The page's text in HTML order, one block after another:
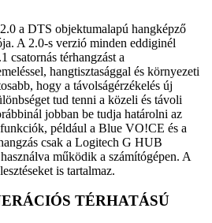
a DTS objektumalapú hangképző
A 2.0-s verzió minden eddiginél
csatornás térhangzást a
hangtisztasággal és környezeti
hogy a távolságérzékelés új
tud tenni a közeli és távoli
jobban be tudja határolni az
például a Blue VO!CE és a
csak a Logitech G HUB
működik a számítógépen. A
is tartalmaz.
TÉRHATÁSÚ